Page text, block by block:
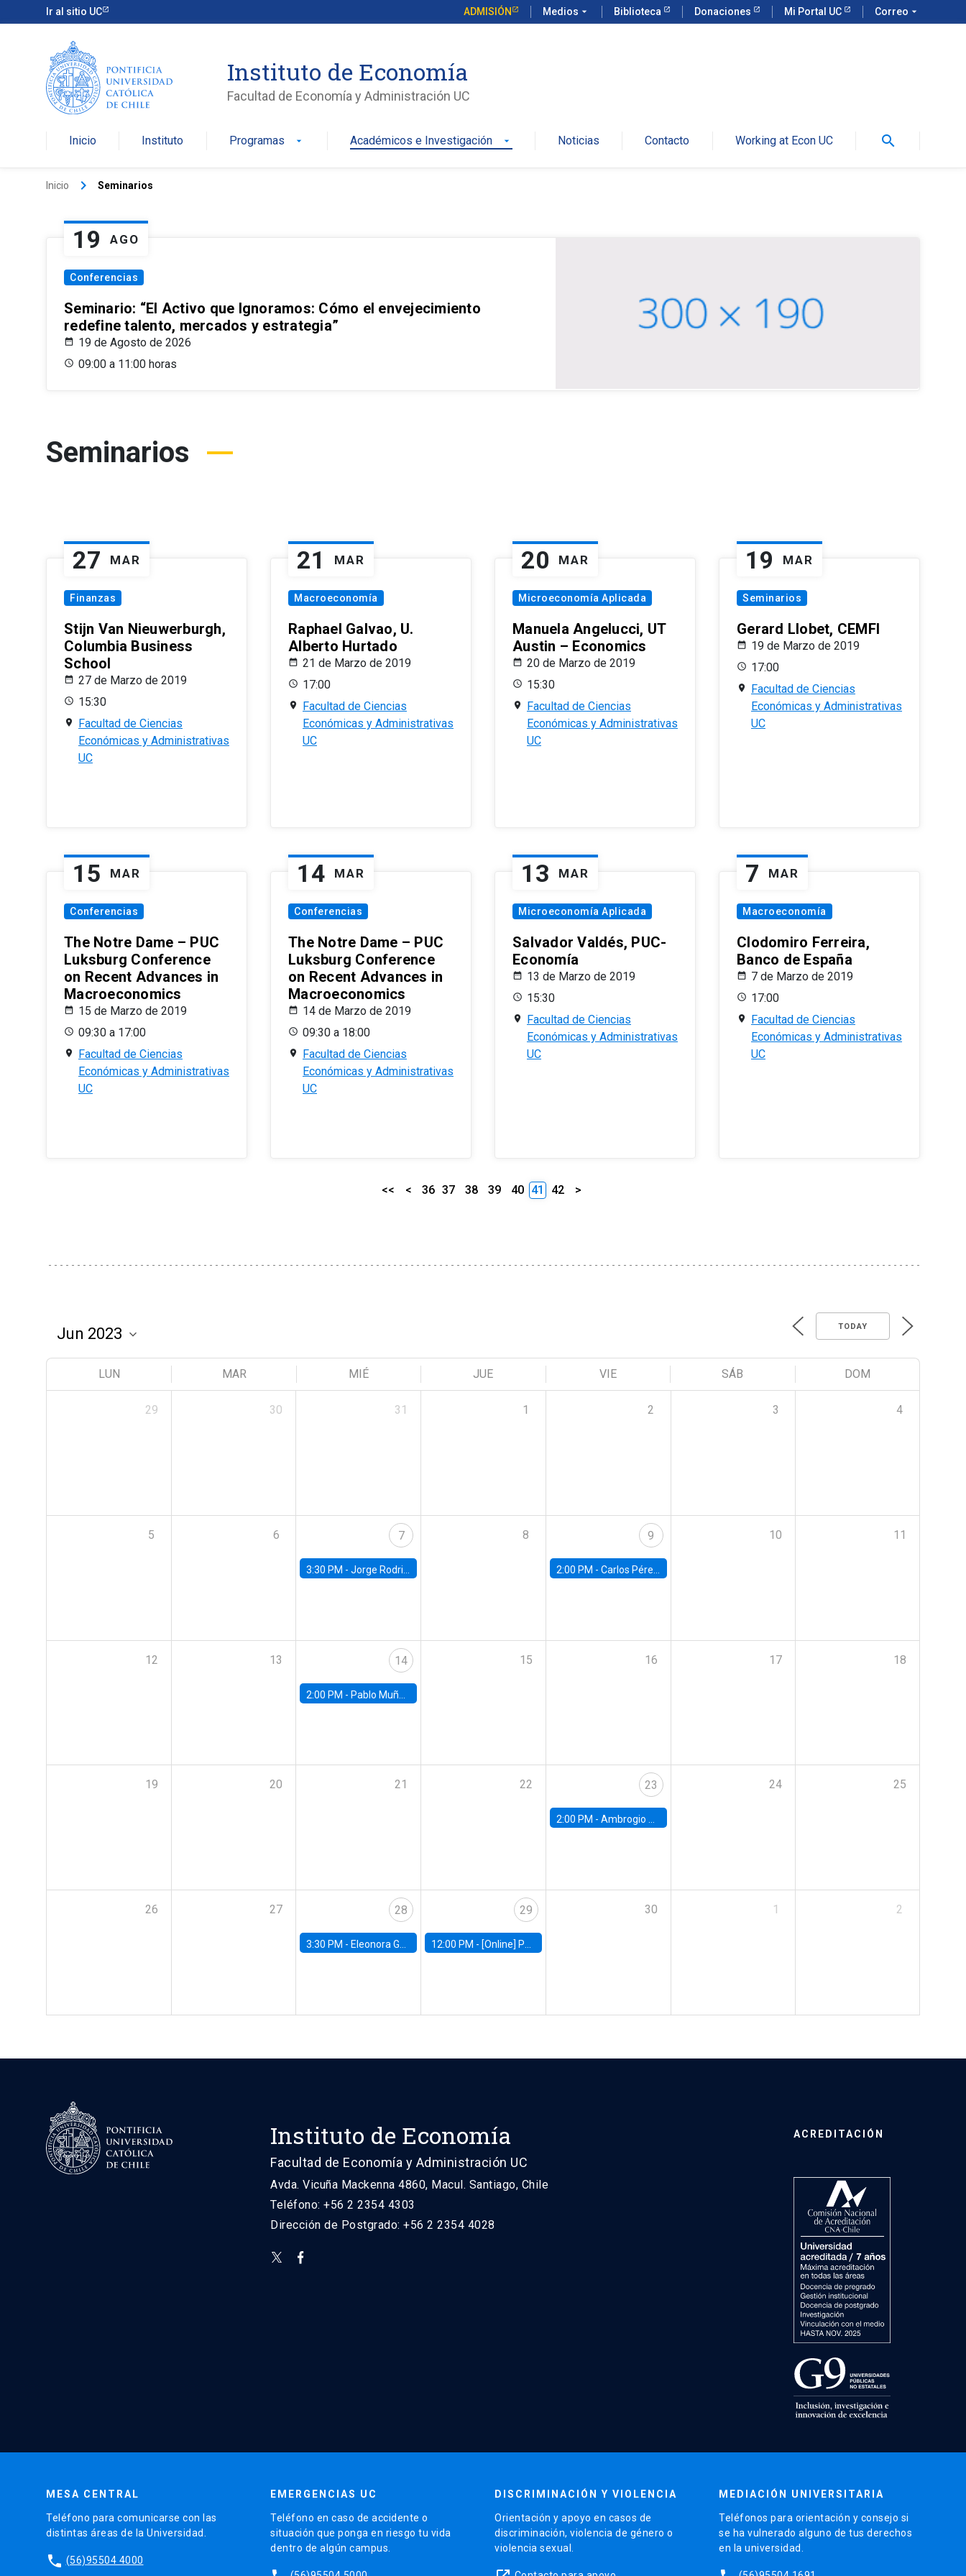
Ir al sitio UC ADMISIÓN Medios arrow_drop_down Biblioteca Donaciones Mi Portal UC Correo arrow_drop_down
Instituto de Economía
Facultad de Economía y Administración UC
Inicio Instituto Programas arrow_drop_down Académicos e Investigación arrow_drop_down Noticias Contacto Working at Econ UC search
Inicio keyboard_arrow_right Seminarios
19 AGO
Conferencias
Seminario: “El Activo que Ignoramos: Cómo el envejecimiento
redefine talento, mercados y estrategia”
19 de Agosto de 2026
09:00 a 11:00 horas
Seminarios
27 MAR
Finanzas
Stijn Van Nieuwerburgh,
Columbia Business
School
27 de Marzo de 2019
15:30
Facultad de Ciencias
Económicas y Administrativas
UC
21 MAR
Macroeconomía
Raphael Galvao, U.
Alberto Hurtado
21 de Marzo de 2019
17:00
Facultad de Ciencias
Económicas y Administrativas
UC
20 MAR
Microeconomía Aplicada
Manuela Angelucci, UT
Austin – Economics
20 de Marzo de 2019
15:30
Facultad de Ciencias
Económicas y Administrativas
UC
19 MAR
Seminarios
Gerard Llobet, CEMFI
19 de Marzo de 2019
17:00
Facultad de Ciencias
Económicas y Administrativas
UC
15 MAR
Conferencias
The Notre Dame – PUC
Luksburg Conference
on Recent Advances in
Macroeconomics
15 de Marzo de 2019
09:30 a 17:00
Facultad de Ciencias
Económicas y Administrativas
UC
14 MAR
Conferencias
The Notre Dame – PUC
Luksburg Conference
on Recent Advances in
Macroeconomics
14 de Marzo de 2019
09:30 a 18:00
Facultad de Ciencias
Económicas y Administrativas
UC
13 MAR
Microeconomía Aplicada
Salvador Valdés, PUC-
Economía
13 de Marzo de 2019
15:30
Facultad de Ciencias
Económicas y Administrativas
UC
7 MAR
Macroeconomía
Clodomiro Ferreira,
Banco de España
7 de Marzo de 2019
17:00
Facultad de Ciencias
Económicas y Administrativas
UC
<< < 36 37 38 39 40 41 42 >
TODAY
LUN MAR MIÉ JUE VIE SÁB DOM
29 30 31 1 2 3 4
5 6 7
3:30 PM -Jorge Rodriguez, Universidad de Los Andes
8 9
2:00 PM - Carlos Pérez, Universidad Finis Terrae
10 11
12 13 14
2:00 PM - Pablo Muñoz, Universidad de Chile
15 16 17 18
19 20 21 22 23
2:00 PM - Ambrogio Cesa-Bianchi, Bank of England
24 25
26 27 28
3:30 PM - Eleonora Guarnieri, Exeter University
29
12:00 PM - [Online] Pablo Slutzky, University of Maryland
30 1 2
Instituto de Economía
Facultad de Economía y Administración UC
Avda. Vicuña Mackenna 4860, Macul. Santiago, Chile
Teléfono: +56 2 2354 4303
Dirección de Postgrado: +56 2 2354 4028
ACREDITACIÓN
MESA CENTRAL
Teléfono para comunicarse con las
distintas áreas de la Universidad.
phone (56)95504 4000
EMERGENCIAS UC
Teléfono en caso de accidente o
situación que ponga en riesgo tu vida
dentro de algún campus.
DISCRIMINACIÓN Y VIOLENCIA
Orientación y apoyo en casos de
discriminación, violencia de género o
violencia sexual.
MEDIACIÓN UNIVERSITARIA
Teléfonos para orientación y consejo si
se ha vulnerado alguno de tus derechos
en la universidad.